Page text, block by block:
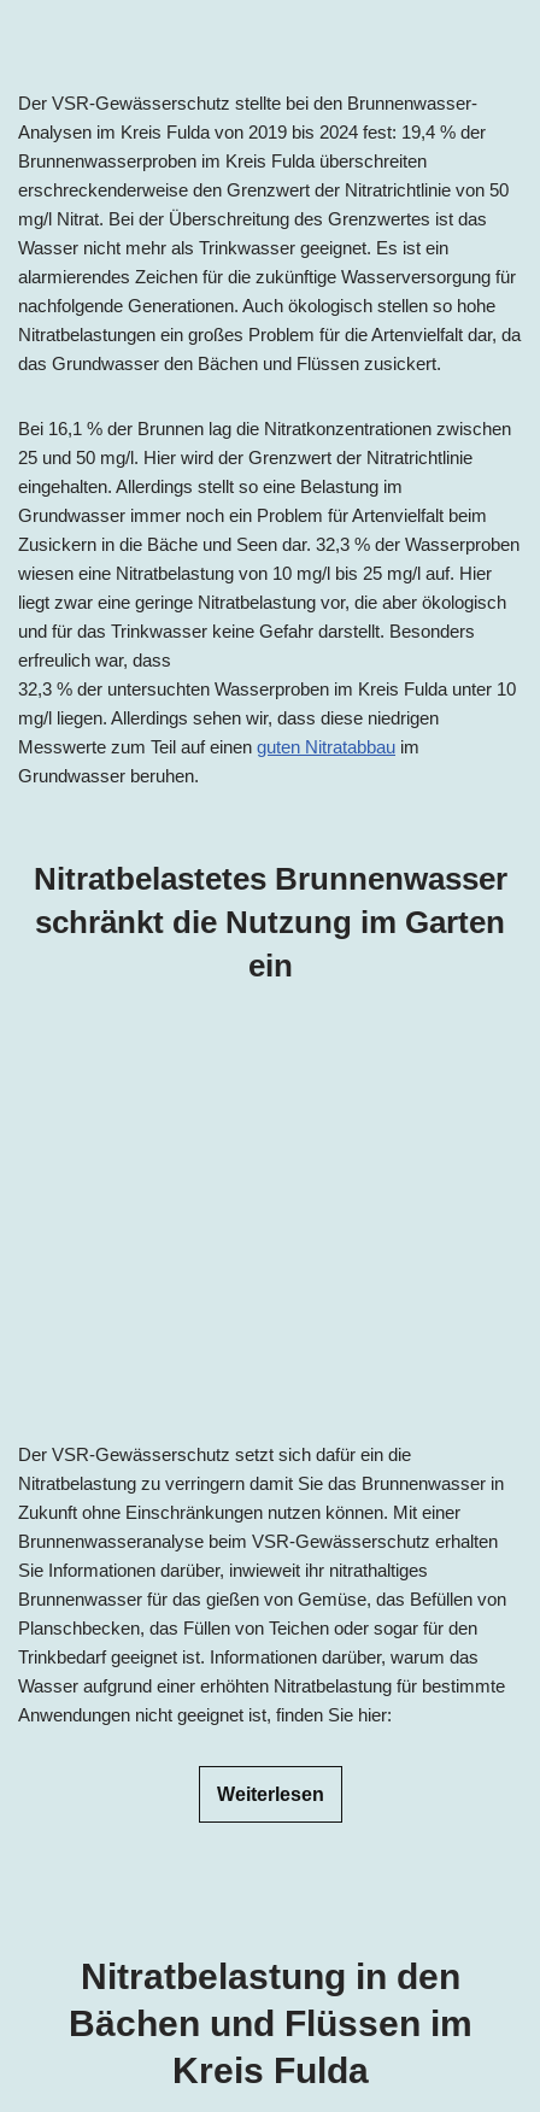
Der VSR-Gewässerschutz stellte bei den Brunnenwasser-
Analysen im Kreis Fulda von 2019 bis 2024 fest: 19,4 % der
Brunnenwasserproben im Kreis Fulda überschreiten
erschreckenderweise den Grenzwert der Nitratrichtlinie von 50
mg/l Nitrat. Bei der Überschreitung des Grenzwertes ist das
Wasser nicht mehr als Trinkwasser geeignet. Es ist ein
alarmierendes Zeichen für die zukünftige Wasserversorgung für
nachfolgende Generationen. Auch ökologisch stellen so hohe
Nitratbelastungen ein großes Problem für die Artenvielfalt dar, da
das Grundwasser den Bächen und Flüssen zusickert.
Bei 16,1 % der Brunnen lag die Nitratkonzentrationen zwischen
25 und 50 mg/l. Hier wird der Grenzwert der Nitratrichtlinie
eingehalten. Allerdings stellt so eine Belastung im
Grundwasser immer noch ein Problem für Artenvielfalt beim
Zusickern in die Bäche und Seen dar. 32,3 % der Wasserproben
wiesen eine Nitratbelastung von 10 mg/l bis 25 mg/l auf. Hier
liegt zwar eine geringe Nitratbelastung vor, die aber ökologisch
und für das Trinkwasser keine Gefahr darstellt. Besonders
erfreulich war, dass
32,3 % der untersuchten Wasserproben im Kreis Fulda unter 10
mg/l liegen. Allerdings sehen wir, dass diese niedrigen
Messwerte zum Teil auf einen guten Nitratabbau im
Grundwasser beruhen.
Nitratbelastetes Brunnenwasser
schränkt die Nutzung im Garten
ein
Der VSR-Gewässerschutz setzt sich dafür ein die
Nitratbelastung zu verringern damit Sie das Brunnenwasser in
Zukunft ohne Einschränkungen nutzen können. Mit einer
Brunnenwasseranalyse beim VSR-Gewässerschutz erhalten
Sie Informationen darüber, inwieweit ihr nitrathaltiges
Brunnenwasser für das gießen von Gemüse, das Befüllen von
Planschbecken, das Füllen von Teichen oder sogar für den
Trinkbedarf geeignet ist. Informationen darüber, warum das
Wasser aufgrund einer erhöhten Nitratbelastung für bestimmte
Anwendungen nicht geeignet ist, finden Sie hier:
Weiterlesen
Nitratbelastung in den
Bächen und Flüssen im
Kreis Fulda